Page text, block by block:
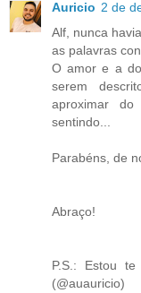
Auricio 2 de
Alf, nunca
as palavras
O amor e a
serem
aproximar
sentindo...
Parabéns, de
Abraço!
P.S.: Estou
(@auauricio)